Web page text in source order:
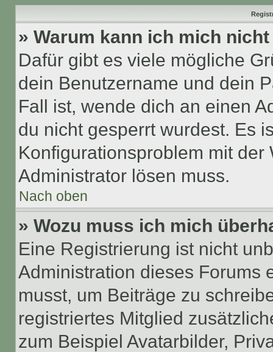
» Warum kann ich mich
Dafür gibt es viele mögliche
dein Benutzername und dein
Fall ist, wende dich an einen
du nicht gesperrt wurdest. Es
Konfigurationsproblem mit
Administrator lösen muss.
Nach oben
» Wozu muss ich mich
Eine Registrierung ist nicht
Administration dieses Forums
musst, um Beiträge zu
registriertes Mitglied
zum Beispiel Avatarbilder,